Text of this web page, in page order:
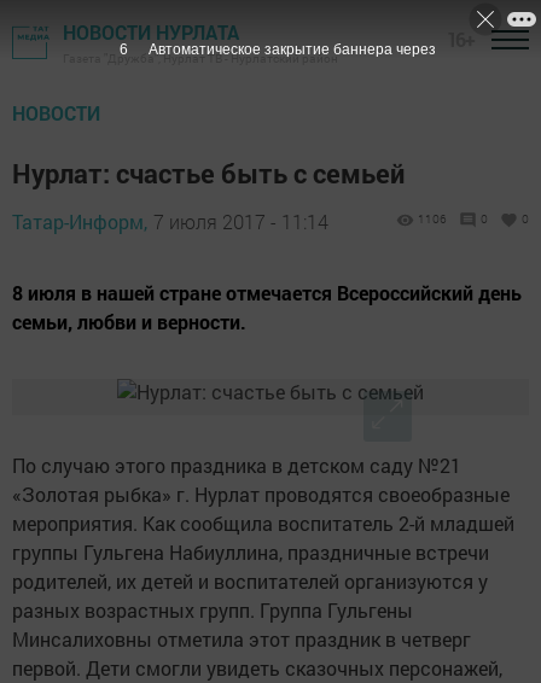
НОВОСТИ НУРЛАТА
Газета "Дружба", Нурлат ТВ - Нурлатский район
НОВОСТИ
Нурлат: счастье быть с семьей
Татар-Информ, 7 июля 2017 - 11:14 1106 0 0
8 июля в нашей стране отмечается Всероссийский день
семьи, любви и верности.
По случаю этого праздника в детском саду №21
«Золотая рыбка» г. Нурлат проводятся своеобразные
мероприятия. Как сообщила воспитатель 2-й младшей
группы Гульгена Набиуллина, праздничные встречи
родителей, их детей и воспитателей организуются у
разных возрастных групп. Группа Гульгены
Минсалиховны отметила этот праздник в четверг
первой. Дети смогли увидеть сказочных персонажей,
5 Автоматическое закрытие баннера через